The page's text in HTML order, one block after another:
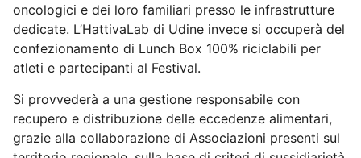
oncologici e dei loro familiari presso le infrastrutture
dedicate. L’HattivaLab di Udine invece si occuperà del
confezionamento di Lunch Box 100% riciclabili per
atleti e partecipanti al Festival.
Si provvederà a una gestione responsabile con
recupero e distribuzione delle eccedenze alimentari,
grazie alla collaborazione di Associazioni presenti sul